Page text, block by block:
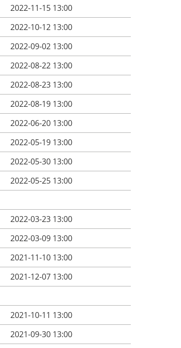
2022-11-15 13:00
2022-10-12 13:00
2022-09-02 13:00
2022-08-22 13:00
2022-08-23 13:00
2022-08-19 13:00
2022-06-20 13:00
2022-05-19 13:00
2022-05-30 13:00
2022-05-25 13:00
2022-03-23 13:00
2022-03-09 13:00
2021-11-10 13:00
2021-12-07 13:00
2021-10-11 13:00
2021-09-30 13:00